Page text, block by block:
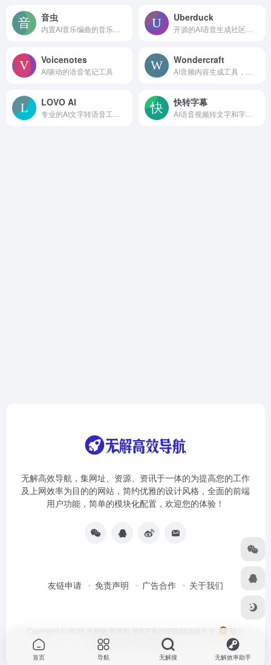
音虫 Uberduck
Voicenotes
AI驱动的语音笔记工具
Wondercraft
LOVO AI 快转字幕
无解高效导航，集网址、资源、资讯于一体的为提高您的工作
及上网效率为目的的网站，简约优雅的设计风格，全面的前端
用户功能，简单的模块化配置，欢迎您的体验！
友链申请 免责声明 广告合作 关于我们
Copyright © 2026 无解效率导航 琼ICP备2025055258号-3
琼公
网安备46010002000981号
首页 导航 无解搜 无解效率助手